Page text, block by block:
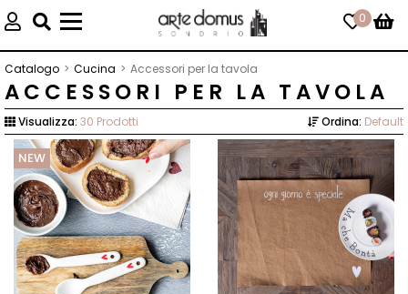
Toggle
navigation
0
Catalogo Cucina Accessori per la tavola
ACCESSORI PER LA TAVOLA
Ordina: Default
Visualizza: 30 Prodotti
NEW